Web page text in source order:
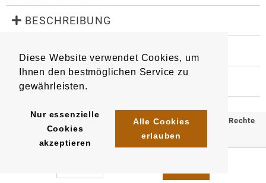
Diese Website verwendet Cookies, um
Ihnen den bestmöglichen Service zu
gewährleisten.
Nur essenzielle
Cookies
akzeptieren
Alle Cookies
erlauben
BESCHREIBUNG
Geschmacksrichtung: Cola
Nikotingehalt: 20 mg/ml
Artikel 9104 EAN/ Gebinde1
4255606733531
EAN/Gebinde10:
HERSTELLER
Importeur
InnoCigs GmbH & Co. KG
Barnerstr. 14c
system@innocigs.com
© 2025 Klömpkes Heinrich Inh. Marion Winkels e.K. Alle Rechte
vorbehalten.